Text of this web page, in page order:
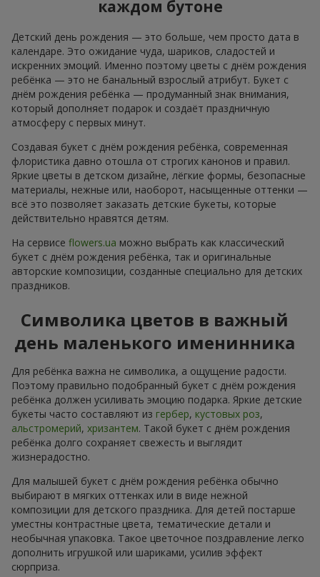
каждом бутоне
Детский день рождения — это больше, чем просто дата в
календаре. Это ожидание чуда, шариков, сладостей и
искренних эмоций. Именно поэтому цветы с днём рождения
ребёнка — это не банальный взрослый атрибут. Букет с
днём рождения ребёнка — продуманный знак внимания,
который дополняет подарок и создаёт праздничную
атмосферу с первых минут.
Создавая букет с днём рождения ребёнка, современная
флористика давно отошла от строгих канонов и правил.
Яркие цветы в детском дизайне, лёгкие формы, безопасные
материалы, нежные или, наоборот, насыщенные оттенки —
всё это позволяет заказать детские букеты, которые
действительно нравятся детям.
На сервисе flowers.ua можно выбрать как классический
букет с днём рождения ребёнка, так и оригинальные
авторские композиции, созданные специально для детских
праздников.
Символика цветов в важный
день маленького именинника
Для ребёнка важна не символика, а ощущение радости.
Поэтому правильно подобранный букет с днём рождения
ребёнка должен усиливать эмоцию подарка. Яркие детские
букеты часто составляют из гербер, кустовых роз,
альстромерий, хризантем. Такой букет с днём рождения
ребёнка долго сохраняет свежесть и выглядит
жизнерадостно.
Для малышей букет с днём рождения ребёнка обычно
выбирают в мягких оттенках или в виде нежной
композиции для детского праздника. Для детей постарше
уместны контрастные цвета, тематические детали и
необычная упаковка. Такое цветочное поздравление легко
дополнить игрушкой или шариками, усилив эффект
сюрприза.